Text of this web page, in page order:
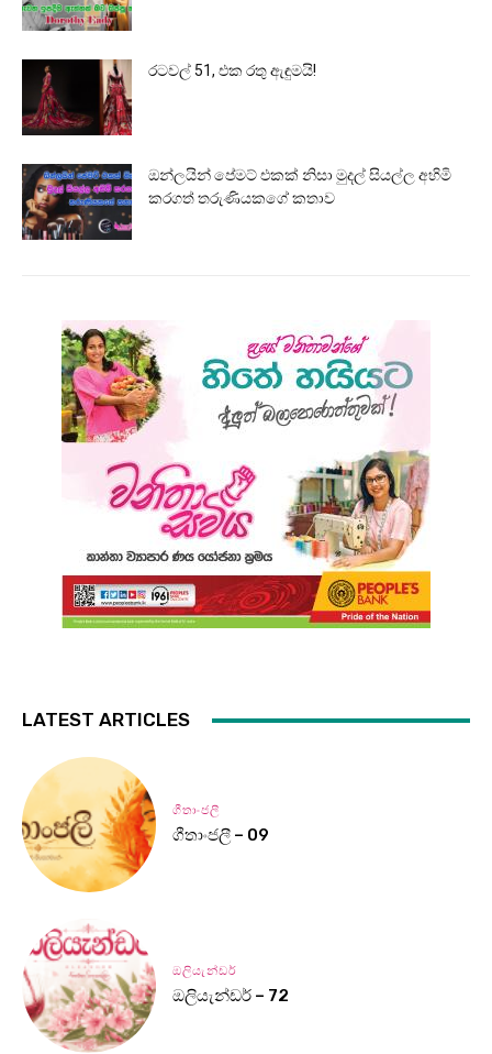
රටවල් 51, එක රතු ඇඳුමයි!
ඔන්ලයින් පේමට් එකක් නිසා මුදල් සියල්ල අහිමි
කරගත් තරුණියකගේ කතාව
LATEST ARTICLES
ගීතාංජලී
ගීතාංජලී – 09
ඔලියැන්ඩර්
ඔලියැන්ඩර් – 72